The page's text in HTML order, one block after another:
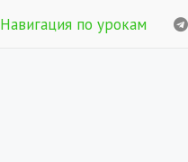
Навигация по урокам